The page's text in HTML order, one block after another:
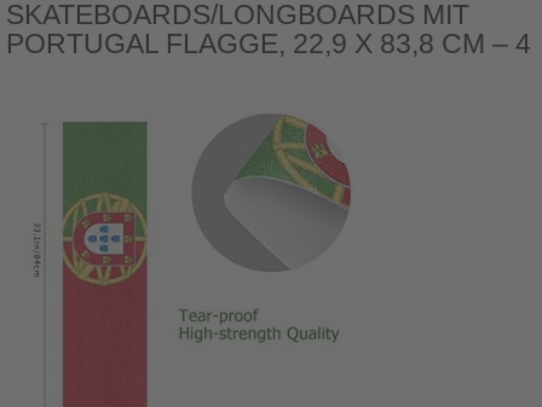
SKATEBOARDS/LONGBOARDS MIT
PORTUGAL FLAGGE, 22,9 X 83,8 CM – 4